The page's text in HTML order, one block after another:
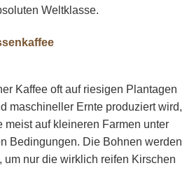
Weltklasse.
Kaffee oft auf riesigen Plantagen
maschineller Ernte produziert wird,
meist auf kleineren Farmen unter
Bedingungen. Die Bohnen werden
um nur die wirklich reifen Kirschen